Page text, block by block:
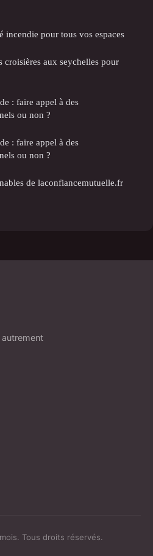
incendie pour tous vos espaces
croisières aux seychelles pour
: faire appel à des
ou non ?
: faire appel à des
ou non ?
de laconfiancemutuelle.fr
Tous droits réservés.